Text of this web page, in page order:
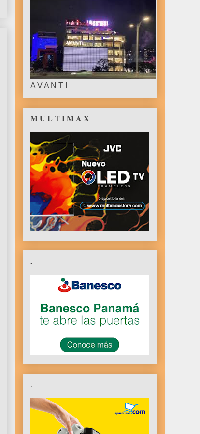
A V A N T I
M U L T I M A X
.
.